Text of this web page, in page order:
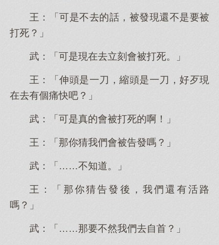
王：「可是不去的話，被發現還不是要被
打死？」
武：「可是現在去立刻會被打死。」
王：「伸頭是一刀，縮頭是一刀，好歹現
在去有個痛快吧？」
武：「可是真的會被打死的啊！」
王：「那你猜我們會被告發嗎？」
武：「……不知道。」
王：「那你猜告發後，我們還有活路
嗎？」
武：「……那要不然我們去自首？」